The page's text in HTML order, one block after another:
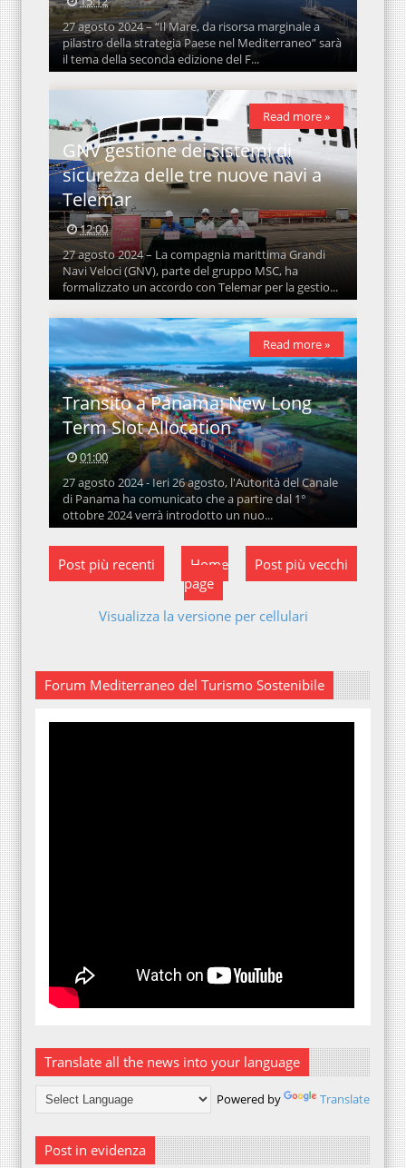
27 agosto 2024 – “Il Mare, da risorsa marginale a
pilastro della strategia Paese nel Mediterraneo” sarà
il tema della seconda edizione del F...
GNV gestione dei sistemi di
sicurezza delle tre nuove navi a
Telemar
12:00
27 agosto 2024 – La compagnia marittima Grandi
Navi Veloci (GNV), parte del gruppo MSC, ha
formalizzato un accordo con Telemar per la gestio...
Read more »
Transito a Panama: New Long
Term Slot Allocation
01:00
27 agosto 2024 - Ieri 26 agosto, l'Autorità del Canale
di Panama ha comunicato che a partire dal 1°
ottobre 2024 verrà introdotto un nuo...
Read more »
Post più recenti Post più vecchi
Home
page
Visualizza la versione per cellulari
Forum Mediterraneo del Turismo Sostenibile
Translate all the news into your language
Powered by Translate
Post in evidenza